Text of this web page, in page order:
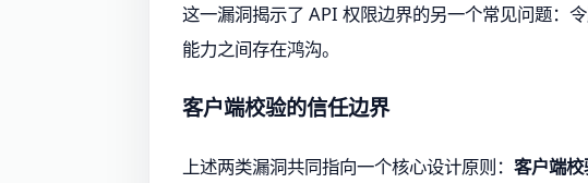
这一漏洞揭示了 API 权限边界的另一个常见问题：
能力之间存在鸿沟。
客户端校验的信任边界
上述两类漏洞共同指向一个核心设计原则： 客户端